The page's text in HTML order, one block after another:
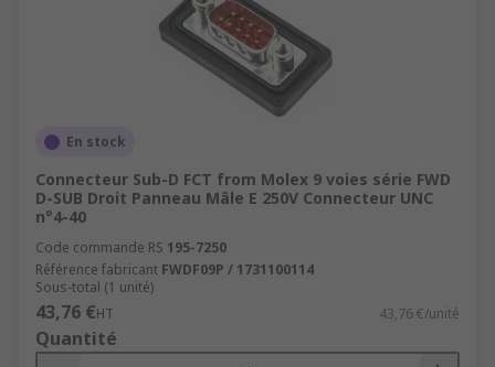
En stock
Connecteur Sub-D FCT from Molex 9 voies série FWD
D-SUB Droit Panneau Mâle E 250V Connecteur UNC
n°4-40
Code commande RS 195-7250
Référence fabricant FWDF09P / 1731100114
Sous-total (1 unité)
43,76 €HT 43,76 €/unité
Quantité